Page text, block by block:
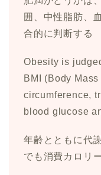
囲、中性脂肪、
合的に判断する
Obesity is
BMI (Body
circumference,
blood glucose
年齢とともに代
でも消費カロリ